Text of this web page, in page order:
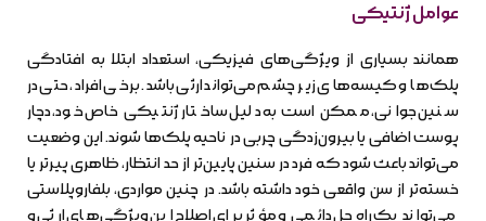
عوامل ژنتیکی
همانند بسیاری از ویژگی‌های فیزیکی، استعداد ابتلا به افتادگی
پلک‌ها و کیسه‌های زیر چشم می‌تواند ارثی باشد. برخی افراد، حتی در
سنین جوانی، ممکن است به دلیل ساختار ژنتیکی خاص خود، دچار
پوست اضافی یا بیرون‌زدگی چربی در ناحیه پلک‌ها شوند. این وضعیت
می‌تواند باعث شود که فرد در سنین پایین‌تر از حد انتظار، ظاهری پیرتر یا
خسته‌تر از سن واقعی خود داشته باشد. در چنین مواردی، بلفاروپلاستی
می‌تواند یک راه‌حل دائمی و مؤثر برای اصلاح این ویژگی‌های ارثی و